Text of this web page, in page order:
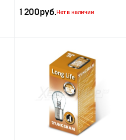
1 200руб.Нет в наличии